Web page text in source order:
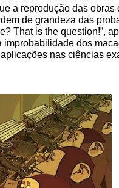
a reprodução das
de grandeza das
That is the question!”,
dos
nas ciências